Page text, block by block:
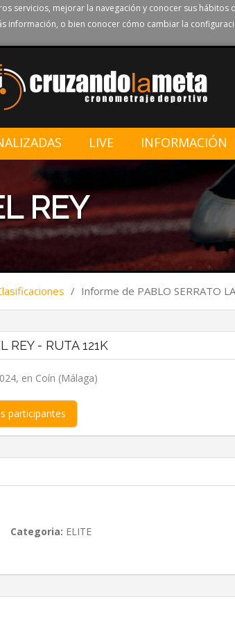
mejorar la navegación y conocer sus hábitos
información, o bien conocer cómo cambiar la
LIVE INFORMACIÓN
REY
/ Informe de PABLO SERRATO
REY - RUTA 121K
en Coín (Málaga)
participantes
Categoria: ELITE